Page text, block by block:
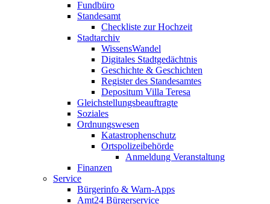
Fundbüro
Standesamt
Checkliste zur Hochzeit
Stadtarchiv
WissensWandel
Digitales Stadtgedächtnis
Geschichte & Geschichten
Register des Standesamtes
Depositum Villa Teresa
Gleichstellungsbeauftragte
Soziales
Ordnungswesen
Katastrophenschutz
Ortspolizeibehörde
Anmeldung Veranstaltung
Finanzen
Service
Bürgerinfo & Warn-Apps
Amt24 Bürgerservice